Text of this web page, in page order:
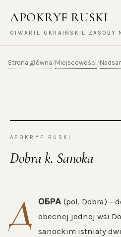
APOKRYF RUSKI
OTWARTE UKRAIŃSKIE ZASOBY
Strona główna/Miejscowości/
APOKRYF RUSKI
Dobra k. Sanoka
Д ОБРА (pol. Dobra) –
obecnej jednej wsi
sanockim istniały